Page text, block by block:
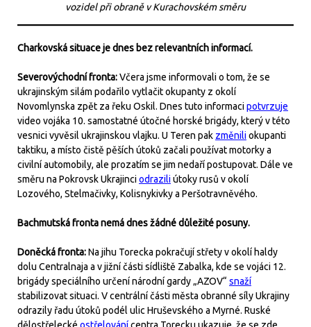
vozidel při obraně v Kurachovském směru
Charkovská situace je dnes bez relevantních informací.
Severovýchodní fronta:Včera jsme informovali o tom, že se
ukrajinským silám podařilo vytlačit okupanty z okolí
Novomlynska zpět za řeku Oskil. Dnes tuto informacipotvrzuje
video vojáka 10. samostatné útočné horské brigády, který v této
vesnici vyvěsil ukrajinskou vlajku. U Teren pak změniliokupanti
taktiku, a místo čistě pěších útoků začali používat motorky a
civilní automobily, ale prozatím se jim nedaří postupovat. Dále ve
směru na Pokrovsk Ukrajinciodraziliútoky rusů v okolí
Lozového, Stelmačivky, Kolisnykivky a Peršotravněvého.
Bachmutská fronta nemá dnes žádné důležité posuny.
Doněcká fronta:Na jihu Torecka pokračují střety v okolí haldy
dolu Centralnaja a v jižní části sídliště Zabalka, kde se vojáci 12.
brigády speciálního určení národní gardy „AZOV“ snaží
stabilizovat situaci. V centrální části města obranné síly Ukrajiny
odrazily řadu útoků podél ulic Hruševského a Myrné. Ruské